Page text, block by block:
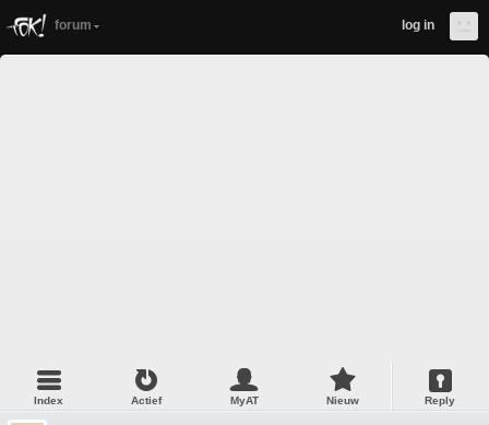
forum log in
Index Actief MyAT Nieuw Reply